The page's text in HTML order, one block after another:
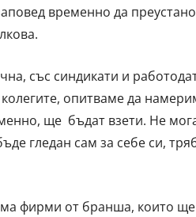
временно да
със синдикати и
колегите, опитваме да
ще бъдат взети. Не
гледан сам за себе си,
фирми от бранша, които